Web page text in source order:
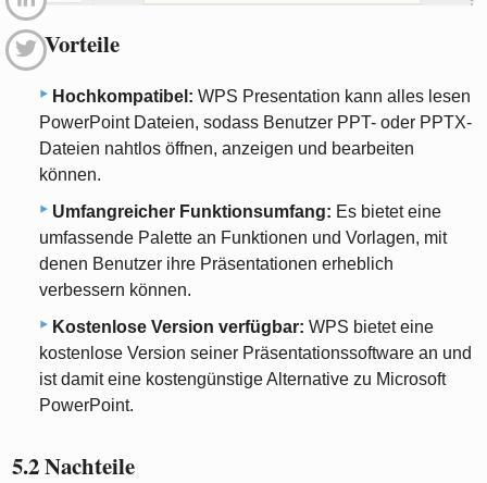
5.1 Vorteile
Hochkompatibel: WPS Presentation kann alles lesen
PowerPoint Dateien, sodass Benutzer PPT- oder PPTX-
Dateien nahtlos öffnen, anzeigen und bearbeiten
können.
Umfangreicher Funktionsumfang: Es bietet eine
umfassende Palette an Funktionen und Vorlagen, mit
denen Benutzer ihre Präsentationen erheblich
verbessern können.
Kostenlose Version verfügbar: WPS bietet eine
kostenlose Version seiner Präsentationssoftware an und
ist damit eine kostengünstige Alternative zu Microsoft
PowerPoint.
5.2 Nachteile